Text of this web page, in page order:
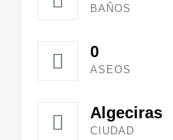
BAÑOS
0
ASEOS
Algeciras
CIUDAD